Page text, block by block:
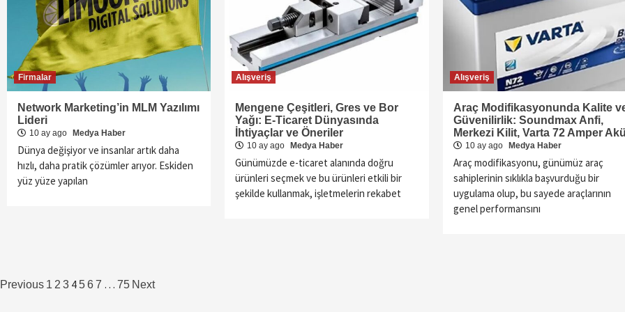
Firmalar
Network Marketing’in MLM Yazılımı
Lideri
10 ay ago Medya Haber
Dünya değişiyor ve insanlar artık daha
hızlı, daha pratik çözümler arıyor. Eskiden
yüz yüze yapılan
Alışveriş
Mengene Çeşitleri, Gres ve Bor
Yağı: E-Ticaret Dünyasında
İhtiyaçlar ve Öneriler
10 ay ago Medya Haber
Günümüzde e-ticaret alanında doğru
ürünleri seçmek ve bu ürünleri etkili bir
şekilde kullanmak, işletmelerin rekabet
Alışveriş
Araç Modifikasyonunda Kalite
Güvenilirlik: Soundmax Anfi,
Merkezi Kilit, Varta 72 Amper
10 ay ago Medya Haber
Araç modifikasyonu, günümüz araç
sahiplerinin sıklıkla başvurduğu bir
uygulama olup, bu sayede araçlarının
genel performansını
Yazı
Previous 1 2 3 4 567 … 75 Next